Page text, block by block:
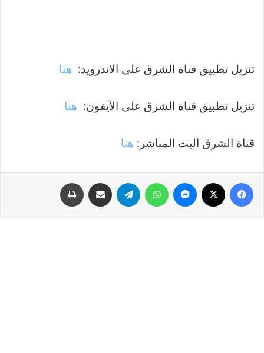
تنزيل تطبيق قناة الشرق على الاندرويد: هنا
تنزيل تطبيق قناة الشرق على الآيفون: هنا
قناة الشرق البث المباشر: هنا
فيسبوك ماسنجر واتساب تيلقرام مشاركة عبر البريد